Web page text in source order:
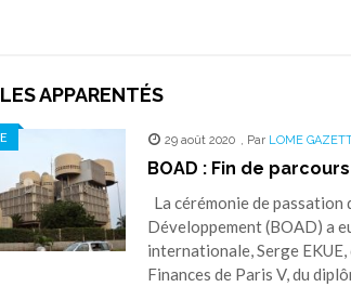
APPARENTÉS
29 août 2020 , Par LOME
BOAD : Fin de
La cérémonie de
Développement (BOAD) a
internationale, Serge EKUE,
Finances de Paris V, du